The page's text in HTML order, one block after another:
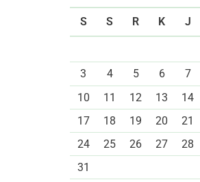
S S R K J
3
4 5 6 7
10
11 12 13 14
17
18 19 20 21
24
25 26 27 28
31